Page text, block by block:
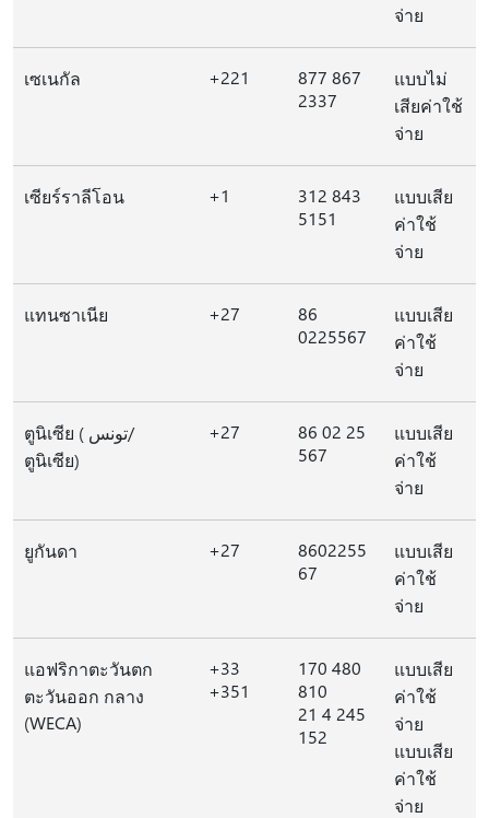
จ่าย
เซเนกัล +221
877 867
2337
แบบไม่
เสียค่าใช้
จ่าย
เซียร์ราลีโอน +1
312 843
5151
แบบเสีย
ค่าใช้
จ่าย
แทนซาเนีย +27
86
0225567
แบบเสีย
ค่าใช้
จ่าย
ตูนิเซีย ( تونس/
ตูนิเซีย)
+27
86 02 25
567
แบบเสีย
ค่าใช้
จ่าย
ยูกันดา +27
8602255
67
แบบเสีย
ค่าใช้
จ่าย
แอฟริกาตะวันตก
ตะวันออก กลาง
(WECA)
+33
+351
170 480
810
21 4 245
152
แบบเสีย
ค่าใช้
จ่าย
แบบเสีย
ค่าใช้
จ่าย